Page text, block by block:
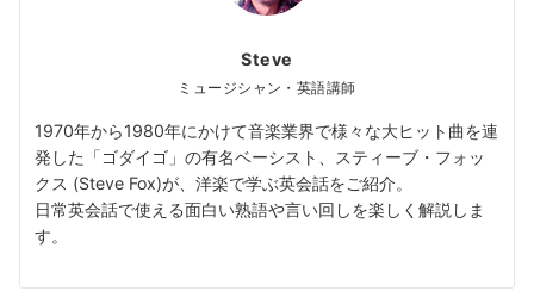
Steve
ミュージシャン・英語講師
1970年から1980年にかけて音楽業界で様々な大ヒット曲を連
発した「ゴダイゴ」の有名ベーシスト、スティーブ・フォッ
クス (Steve Fox)が、洋楽で学ぶ英会話をご紹介。
日常英会話で使える面白い熟語や言い回しを楽しく解説しま
す。